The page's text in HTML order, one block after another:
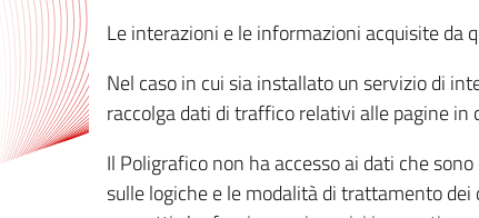
Le interazioni e le informazioni acquisite da
Nel caso in cui sia installato un servizio di
raccolga dati di traffico relativi alle pagine in
Il Poligrafico non ha accesso ai dati che
sulle logiche e le modalità di trattamento